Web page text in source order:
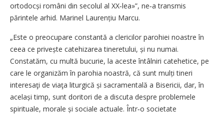
ortodocși români din secolul al XX‑lea»”, ne‑a transmis
părintele arhid. Marinel Laurențiu Marcu.
„Este o preocupare constantă a clericilor parohiei noastre în
ceea ce privește catehizarea tineretului, și nu numai.
Constatăm, cu multă bucurie, la aceste întâlniri catehetice, pe
care le organizăm în parohia noastră, că sunt mulți tineri
interesaţi de viaţa liturgică și sacramentală a Bisericii, dar, în
același timp, sunt doritori de a discuta despre problemele
spirituale, morale și sociale actuale. Într‑o societate